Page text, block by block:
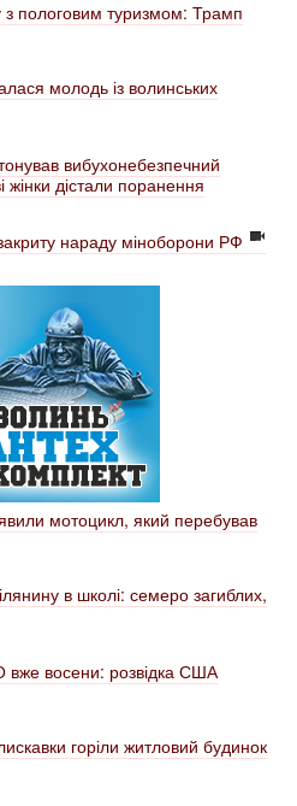
пологовим туризмом: Трамп
молодь із волинських
вибухонебезпечний
жінки дістали поранення
нараду міноборони РФ
мотоцикл, який перебував
в школі: семеро загиблих,
вже восени: розвідка США
горіли житловий будинок